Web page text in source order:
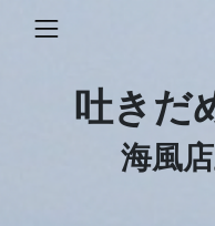
吐きだ
海風